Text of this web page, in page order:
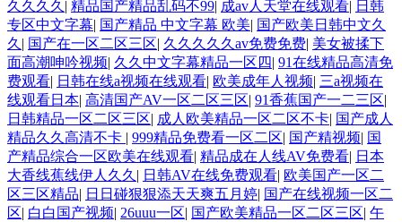
久久久久 | 精品国产精品乱码不99| 成av人天堂在线观看| 日韩
专区中文字幕| 国产精品 中文字幕 欧美| 国产欧美日韩中文久
久 | 国产在一区二区三区| 久久久久久av免费免费| 美女被揉下
面高潮呻吟视频| 久久中文字幕精品一区四| 91在线精品高清免
费观看| 日韩在线a视频在线观看| 欧美成年人视频| 三a视频在
线观看日本| 高清国产AV一区二区三区| 91香蕉国产一二三区|
日韩精品一区二区三区| 成人欧美精品一区二区不卡| 国产成人
精品久久高清不卡 | 999精品免费看一区二区| 国产精视频| 国
产精品综合一区欧美在线观看| 精品成在人线AV免费看| 日本
大香线蕉线伊人久久 | 日韩AV在线免费观看| 欧美国产一区二
区三区精品| 日日碰狠狠添天天爽五月婷| 国产在线视频一区二
区| 白白国产视频| 26uuu一区| 国产欧美精品一区二区三区| 午